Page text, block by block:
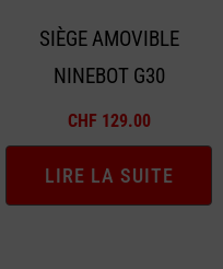
SIÈGE AMOVIBLE
NINEBOT G30
CHF 129.00
LIRE LA SUITE